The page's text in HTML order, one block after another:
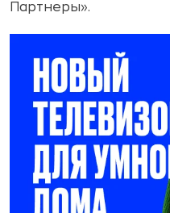
Партнеры».